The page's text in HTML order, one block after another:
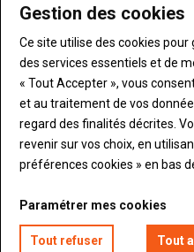
évolution restait un élément
agriculteurs.
Mise à jour |
Crise
bénéficier de l’aide
litre pour le mois de
Quelle évolution
depuis le 28
Gestion des cookies
Ce site utilise des cookies
des services essentiels et de
« Tout Accepter », vous
et au traitement de vos
regard des finalités décrites.
revenir sur vos choix, en
préférences cookies » en bas
Paramétrer mes cookies
Tout refuser Tout